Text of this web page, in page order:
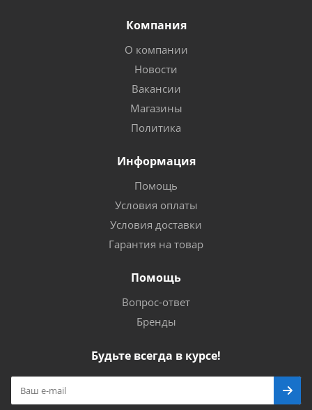
Компания
О компании
Новости
Вакансии
Магазины
Политика
Информация
Помощь
Условия оплаты
Условия доставки
Гарантия на товар
Помощь
Вопрос-ответ
Бренды
Будьте всегда в курсе!